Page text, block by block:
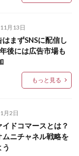
月13日
まずSNSに配信し
後には広告市場も
もっと見る
月2日
イドコマースとは？
ムニチャネル戦略を